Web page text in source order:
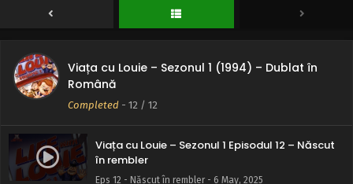
Viața cu Louie – Sezonul 1 (1994) – Dublat în
Română
Completed - 12 / 12
Viața cu Louie – Sezonul 1 Episodul 12 – Născut
în rembler
Eps 12 - Născut în rembler - 6 May, 2025